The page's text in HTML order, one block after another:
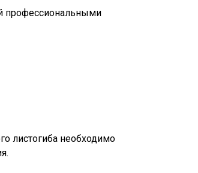
профессиональными
листогиба необходимо